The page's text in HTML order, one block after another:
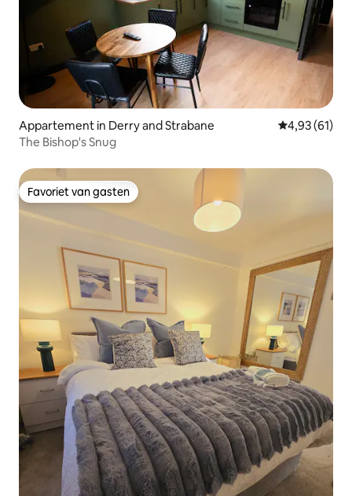
Appartement in Derry and Strabane Gemiddelde
4,93 (61)
The Bishop's Snug
Favoriet van gasten
Favoriet van gasten